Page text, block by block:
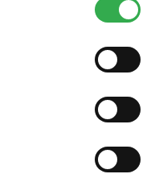
cookies. Ďakujeme!